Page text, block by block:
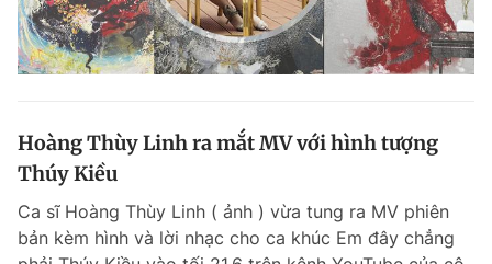
Hoàng Thùy Linh ra mắt MV với hình tượng
Thúy Kiều
Ca sĩ Hoàng Thùy Linh ( ảnh ) vừa tung ra MV phiên
bản kèm hình và lời nhạc cho ca khúc Em đây chẳng